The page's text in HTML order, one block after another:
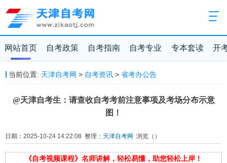
网站首页 自考政策 自考指南 自考专业 专本套读 开
当前位置: 天津自考网 > 自考资讯> 省考办公告
@天津自考生：请查收自考考前注意事项及考场分布示意
图！
日期：2025-10-24 14:22:08 整理： 天津自考网 浏览（ ）
《自考视频课程》名师讲解，轻松易懂，助您轻松上岸！